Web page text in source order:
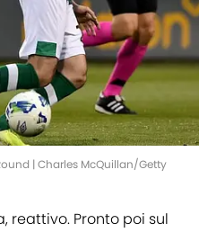
| Charles McQuillan/Getty
reattivo. Pronto poi sul